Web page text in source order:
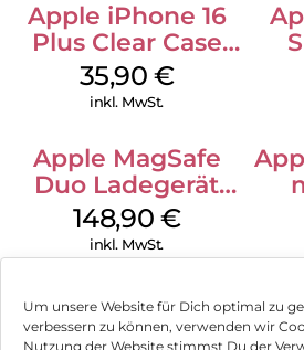
Um unsere Website für Dich optimal zu
verbessern zu können, verwenden wir
Nutzung der Website stimmst Du der
Apple iPhone 16
Plus Clear Case
MagSafe
Transparent
35,90 €
inkl. MwSt.
Apple MagSafe
Duo Ladegerät
Weiß
148,90 €
inkl. MwSt.